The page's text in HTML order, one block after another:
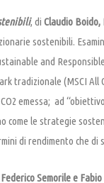
, di Claudio Boido,
sostenibili.
and
tradizionale (MSCI
emessa; ad
come le strategie
di rendimento che di
Semorile e